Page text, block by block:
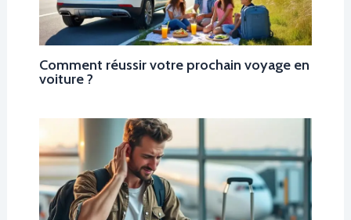
Comment réussir votre prochain voyage en
voiture ?